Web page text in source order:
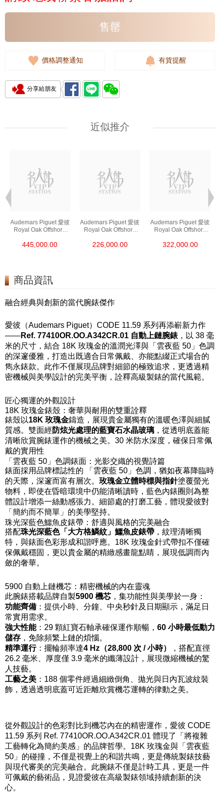
售罄
價格調整通知 有貨提醒
分享給朋友
近似推介
Audemars Piguet 愛彼
Royal Oak Offshore
26420ro.Oo.A002ca.0
445,000.00
Audemars Piguet 愛彼
Royal Oak Offshore
26420so.Oo.A002ca.0
226,000.00
Audemars Piguet 愛彼
Royal Oak Offshore
26420so.Oo.A600ca.0
322,000.00
商品資訊
融合經典與創新的當代腕錶傑作
愛彼（Audemars Piguet）CODE 11.59 系列再添嶄新力作
——Ref. 77410OR.OO.A342CR.01 自動上鏈腕錶 ，以 38 毫
米的尺寸，結合 18K 玫瑰金的溫潤光澤與「雲夜藍 50」色調
的深邃優雅，打造出既適合日常佩戴、亦能點綴正式場合的
雋永錶款。此作不僅展現品牌對細節的極致追求，更透過精
密機械與美學設計的完美平衡，詮釋高級製錶的當代風範。
匠心獨運的外觀設計
18K 玫瑰金錶殼：奢華與耐用的雙重詮釋
錶殼以18K 玫瑰金鑄造，展現貴金屬獨有的溫暖色澤與細膩
質感。雙面經 防炫光處理的藍寶石水晶玻璃 ，從透明底蓋能
清晰欣賞腕錶運作的機械之美。30 米防水深度，確保日常佩
戴的實用性
「雲夜藍 50」色調錶面：光影交織的視覺詩篇
錶面採用品牌標誌性的 「雲夜藍 50」色調，猶如夜幕降臨時
的天際，深邃而富有層次。 玫瑰金立體時標與指針塗覆螢光
物料，即使在昏暗環境中仍能清晰讀時，藍色內錶圈則為整
體設計增添一絲動感張力。細節處的打磨工藝，體現愛彼對
「簡約而不簡單」的美學堅持。
珠光深藍色鱷魚皮錶帶：舒適與風格的完美融合
搭配珠光深藍色「大方格鱗紋」鱷魚皮錶帶 ，紋理清晰獨
特，與錶面色彩形成和諧呼應。18K 玫瑰金針式帶扣不僅確
保佩戴穩固，更以貴金屬的精緻感畫龍點睛，展現低調而內
斂的奢華。
5900 自動上鏈機芯：精密機械的內在靈魂
此腕錶搭載品牌自製5900 機芯 ，集功能性與美學於一身：
功能齊備 ：提供小時、分鐘、中央秒針及日期顯示，滿足日
常實用需求。
強大性能：29 顆紅寶石軸承確保運作順暢， 60 小時最低動力
儲存 ，免除頻繁上鏈的煩惱。
精準運行：擺輪頻率達4 Hz（28,800 次 / 小時）
，搭配直徑
26.2 毫米、厚度僅 3.9 毫米的纖薄設計，展現微縮機械的驚
人技藝。
工藝之美 ：188 個零件經過細緻倒角、拋光與日內瓦波紋裝
飾，透過透明底蓋可近距離欣賞機芯運轉的律動之美。
從外觀設計的色彩對比到機芯內在的精密運作，愛彼 CODE
11.59 系列 Ref. 77410OR.OO.A342CR.01 體現了「將複雜
工藝轉化為簡約美感」的品牌哲學。18K 玫瑰金與「雲夜藍
50」的碰撞，不僅是視覺上的和諧共鳴，更是傳統製錶技藝
與現代審美的完美融合。此腕錶不僅是計時工具，更是一件
可佩戴的藝術品，見證愛彼在高級製錶領域持續創新的決
心。